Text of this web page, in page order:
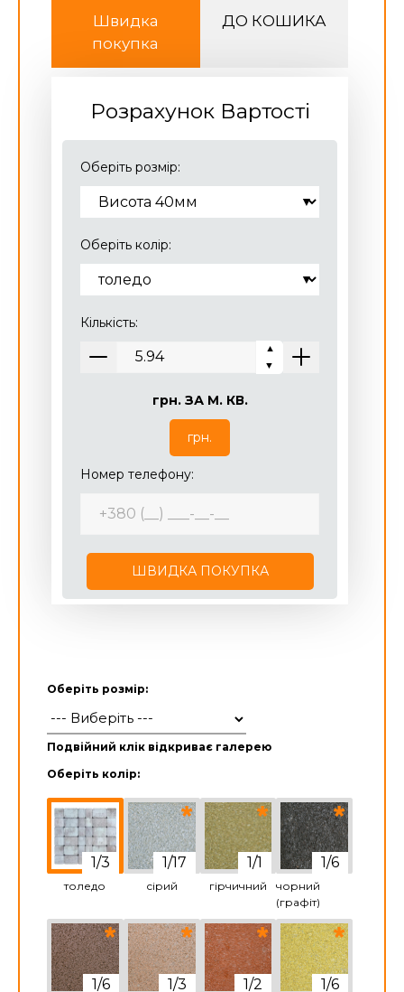
Швидка
покупка
ДО КОШИКА
Розрахунок Вартості
Оберіть розмір:
Оберіть колір:
Кількість:
▼
▼
грн. ЗА М. КВ.
грн.
Номер телефону:
ШВИДКА ПОКУПКА
Оберіть розмір:
Подвійний клік відкриває галерею
Оберіть колір:
толедо сірий гірчичний
чорний
(графіт)